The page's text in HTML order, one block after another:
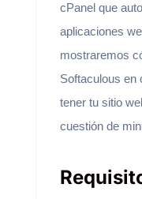
cPanel que
aplicaciones
mostraremos
Softaculous en
tener tu sitio
cuestión de